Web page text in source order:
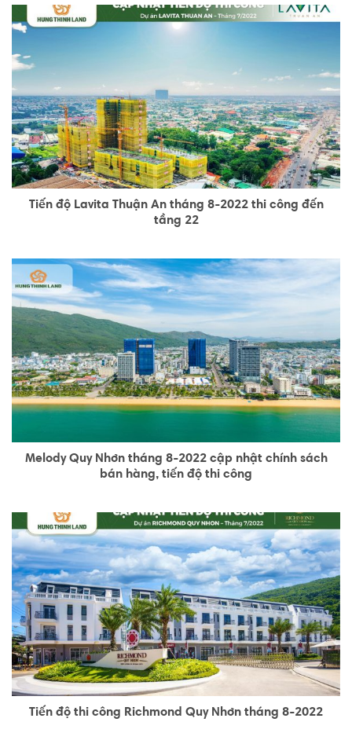
Tiến độ Lavita Thuận An tháng 8-2022 thi công đến
tầng 22
Melody Quy Nhơn tháng 8-2022 cập nhật chính sách
bán hàng, tiến độ thi công
Tiến độ thi công Richmond Quy Nhơn tháng 8-2022